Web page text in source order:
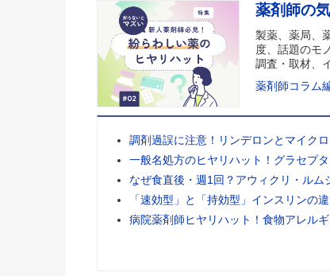
薬剤師の
製薬、薬局、
度、話題のモ
調査・取材、
薬剤師コラム
調剤過誤に注意！リンデロンとマイク
一般名処方のヒヤリハット！グラセプ
なぜ食直後・週1回？アウィクリ・ルム
「速効型」と「持効型」インスリンの
病院薬剤師ヒヤリハット！食物アレル